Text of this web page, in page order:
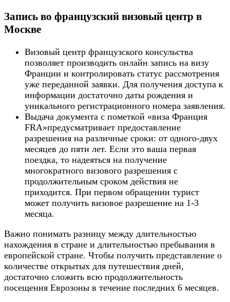
Запись во французский визовый центр в
Москве
Визовый центр французского консульства
позволяет производить онлайн запись на визу
Франции и контролировать статус рассмотрения
уже переданной заявки. Для получения доступа к
информации достаточно даты рождения и
уникального регистрационного номера заявления.
Выдача документа с пометкой «виза Франция
FRA»предусматривает предоставление
разрешения на различные сроки: от одного-двух
месяцев до пяти лет. Если это ваша первая
поездка, то надеяться на получение
многократного визового разрешения с
продолжительным сроком действия не
приходится. При первом обращении турист
может получить визовое разрешение на 1-3
месяца.
Важно понимать разницу между длительностью
нахождения в стране и длительностью пребывания в
европейской стране. Чтобы получить представление о
количестве открытых для путешествия дней,
достаточно сложить всю продолжительность
посещения Еврозоны в течение последних 6 месяцев.